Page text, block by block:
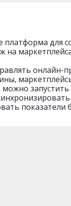
платформа для
на
онлайн-
запустить
показатели